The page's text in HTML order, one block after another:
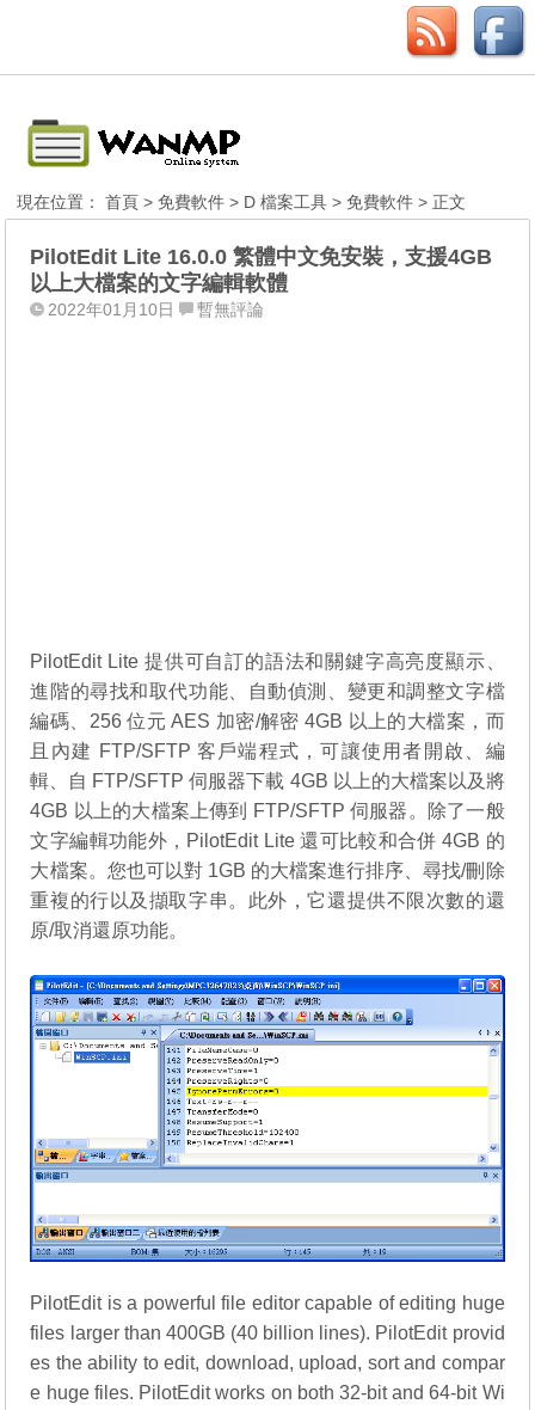
現在位置：首頁 >免費軟件 > D 檔案工具 >免費軟件 > 正文
PilotEdit Lite 16.0.0 繁體中文免安裝，支援4GB
以上大檔案的文字編輯軟體
2022年01月10日 暫無評論
PilotEdit Lite 提供可自訂的語法和關鍵字高亮度顯示、
進階的尋找和取代功能、自動偵測、變更和調整文字檔
編碼、256 位元 AES 加密/解密 4GB 以上的大檔案，而
且內建 FTP/SFTP 客戶端程式，可讓使用者開啟、編
輯、自 FTP/SFTP 伺服器下載 4GB 以上的大檔案以及將
4GB 以上的大檔案上傳到 FTP/SFTP 伺服器。除了一般
文字編輯功能外，PilotEdit Lite 還可比較和合併 4GB 的
大檔案。您也可以對 1GB 的大檔案進行排序、尋找/刪除
重複的行以及擷取字串。此外，它還提供不限次數的還
原/取消還原功能。
PilotEdit is a powerful file editor capable of editing huge
files larger than 400GB (40 billion lines). PilotEdit provid
es the ability to edit, download, upload, sort and compar
e huge files. PilotEdit works on both 32-bit and 64-bit Wi